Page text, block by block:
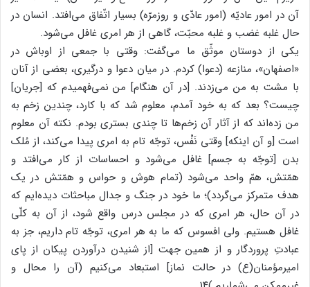
آن در امور عادیّه (امور عادّی و روزمرّه) بسیار اتّفاق می‌افتد. انسان در
حال غلبه غضب و غلبه محبّت، گاهی از هر امری غافل می‌شود.
یکی از دوستان موثّق ما می‌گفت: وقتی با جمعی از اوباش در
«اصفهان»، منازعه (دعوا) کردم. در میان دعوا و درگیری، بعضی از آنان
با مشت به من می‌زدند. [در آن هنگام] من نمی‌فهمیدم که [جریان]
چیست؟ بعد که به خود آمدم، معلوم شد که با کارد، چندین زخم به
من زده‌اند که از آثار آن زخم‌ها تا چندی بستری بودم. نکته آن معلوم
است [و آن اینکه] وقتی نَفْس، توجّه تام به امری پیدا می‌کند، از مُلک
بدن [توجّه به جسم] غافل می‌شود و احساسات از کار می‌افتد و
همّتش، همّ واحد می‌شود (تمام هوش و حواس و همّتش در یک
هدف متمرکز می‌گردد)؛ ما خود در جنگ و جدال مباحثات دیده‌ایم که
در آن حال، هر امری که در مجلس درس واقع شود، از آن به کلّی
غافل هستیم. ولی افسوس که ما به هر امری، توجّه تام داریم، جز به
عبادتِ پروردگار و از همین جهت [از شنیدن درآوردن پیکان از پای
امیرمؤمنان(ع) در حالت نماز] استبعاد می‌کنیم (آن را محال و